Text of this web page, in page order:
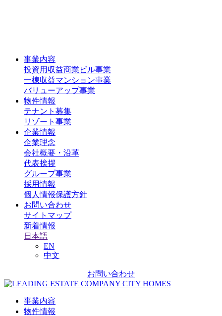
事業内容
投資用収益商業ビル事業
一棟収益マンション事業
バリューアップ事業
物件情報
テナント募集
リゾート事業
企業情報
企業理念
会社概要・沿革
代表挨拶
グループ事業
採用情報
個人情報保護方針
お問い合わせ
サイトマップ
新着情報
日本語
EN
中文
お問い合わせ
事業内容
物件情報